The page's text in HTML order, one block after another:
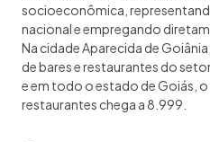
socioeconômica,
nacional e empregando
Na cidade Aparecida de
de bares e restaurantes do
e em todo o estado de Goiás, o
restaurantes chega a 8.999.